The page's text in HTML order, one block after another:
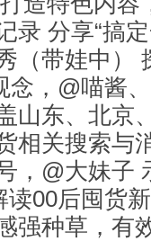
录 分享“搞
（带娃中）
念，@喵酱
山东、北京
相关搜索与
，@大妹子
读00后囤货
强种草，有